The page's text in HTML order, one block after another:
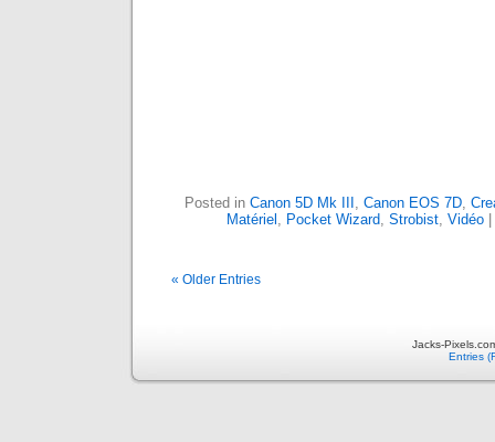
Posted in Canon 5D Mk III , Canon EOS 7D,
Matériel , Pocket Wizard, Strobist, Vidéo|
« Older Entries
Jacks-
Entries